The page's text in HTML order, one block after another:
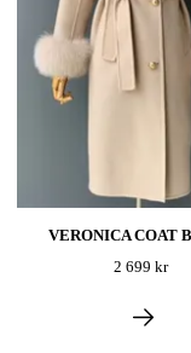
VERONICA COAT
2 699 kr